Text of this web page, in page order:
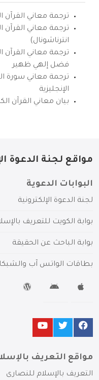
ترجمة معاني القرآن
ترجمة معاني القرآن
انترناشونال)
ترجمة معاني القرآن
فضل إلهي ظهير
ترجمة معاني سورة
الإنجليزية
بيان معاني القرآن
مواقع لجنة الدعوة
البوابات الدعوية
لجنة الدعوة الإلكترونية
بوابة الكويت للتعريف
بوابة الباحث عن الحقيقة
بطاقات الواتس آب
مواقع التعريف
التعريف بالإسلام للنصارى